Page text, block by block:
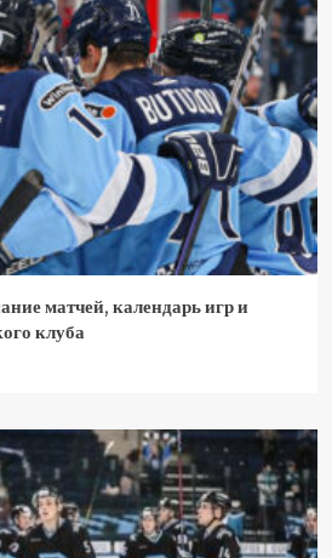
матчей, календарь игр и
клуба